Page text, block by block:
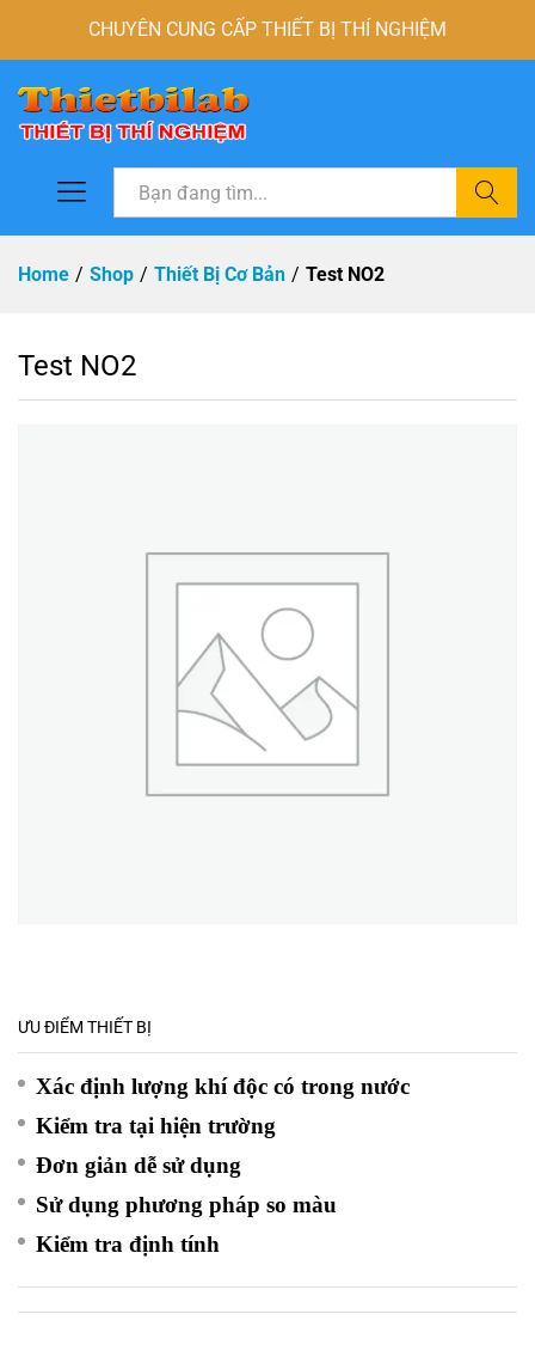
CHUYÊN CUNG CẤP THIẾT BỊ THÍ NGHIỆM
Tìm
Home / Shop / Thiết Bị Cơ Bản / Test NO2
Test NO2
ƯU ĐIỂM THIẾT BỊ
Xác định lượng khí độc có trong nước
Kiểm tra tại hiện trường
Đơn giản dễ sử dụng
Sử dụng phương pháp so màu
Kiểm tra định tính